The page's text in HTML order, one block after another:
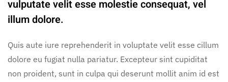
vulputate velit esse molestie consequat, vel
illum dolore.
Quis aute iure reprehenderit in voluptate velit esse cillum
dolore eu fugiat nulla pariatur. Excepteur sint cupiditat
non proident, sunt in culpa qui deserunt mollit anim id est